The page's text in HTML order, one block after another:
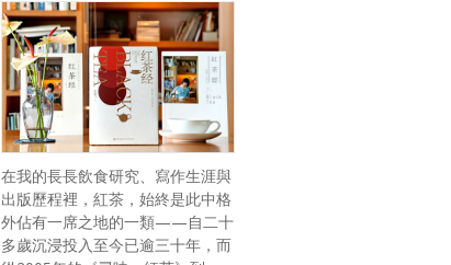
在我的長長飲食研究、寫作生涯與
出版歷程裡，紅茶，始終是此中格
外佔有一席之地的一類——自二十
多歲沉浸投入至今已逾三十年，而